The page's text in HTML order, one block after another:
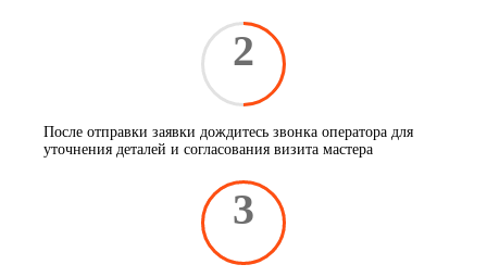
2
После отправки заявки дождитесь звонка оператора для
уточнения деталей и согласования визита мастера
3